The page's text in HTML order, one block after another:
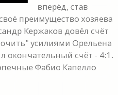
вперёд, став
преимущество хозяева
Кержаков довёл счёт
усилиями Орельена
окончательный счёт - 4:1.
Фабио Капелло